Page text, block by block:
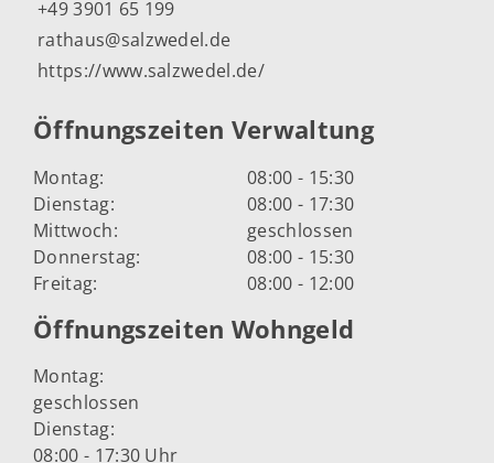
+49 3901 65 199
rathaus@salzwedel.de
https://www.salzwedel.de/
Öffnungszeiten Verwaltung
Montag:
08:00 - 15:30
Dienstag:
08:00 - 17:30
Mittwoch:
geschlossen
Donnerstag:
08:00 - 15:30
Freitag:
08:00 - 12:00
Öffnungszeiten Wohngeld
Montag:
geschlossen
Dienstag:
08:00 - 17:30 Uhr